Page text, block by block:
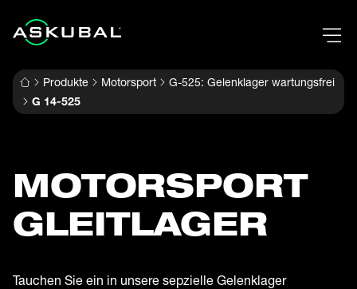
Produkte Motorsport
G-525: Gelenklager wartungsfrei
G 14-525
MOTORSPORT
GLEITLAGER
Tauchen Sie ein in unsere sepzielle Gelenklager